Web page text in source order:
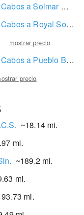
a Solmar Resort
Solaris Los Cabos
mostrar precio
Rosé Resort & Spa
precio
~18.14 mi.
mi.
~189.2 mi.
mi.
mi.